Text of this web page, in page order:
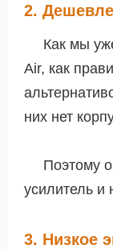
2. Дешевле
Как мы
Air, как
них нет
Поэтому
усилитель
3. Низкое